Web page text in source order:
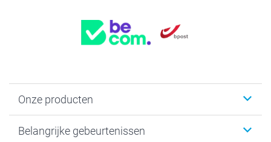
Onze producten
Fotogeschenken
Belangrijke gebeurtenissen